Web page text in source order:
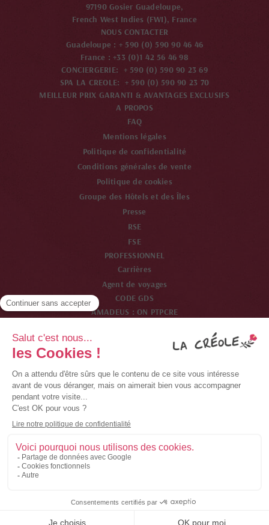
97190 Gosier Guadeloupe,
French West Indies (FWI), France
NOUS CONTACTER
Guadeloupe : + 590 (0) 590 90 46 46
France : +33 (0)1 42 56 46 98
CONCIERGERIE: + 590 (0) 590 90 23 69
SPA LA CREOLE: + 590 (0) 590 90 23 70
MEILLEUR PRIX GARANTI & AVANTAGES EXCLUSIFS
A PROPOS
FAQ
Mentions légales
Politique de confidentialité
Conditions générales de vente
Politique de cookies
Groupe des Hôtels et des Îles
Presse
RSE
FSE
PROFESSIONNEL
Carrières
Agent de voyages
CODE GDS
AMADEUS : ON PTPCRE
WORDSPAN : ON PTPCR
GALILEO : ON 33825
Membre de la chaîne